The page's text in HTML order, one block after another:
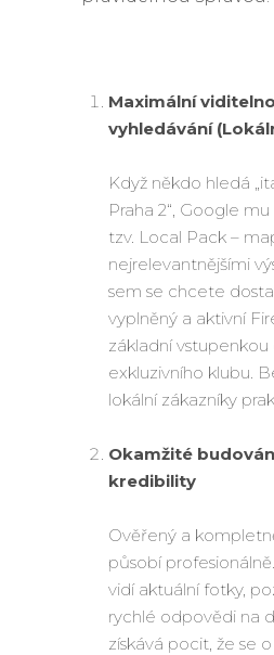
Maximální
vyhledávání
Když někdo hledá
Praha 2“, Google
tzv. Local Pack –
nejrelevantnějšími
sem se chcete
vyplněný a aktivní
základní
exkluzivního klubu.
lokální zákazníky
Okamžité
kredibility
Ověřený a
působí
vidí aktuální fotky,
rychlé odpovědi na
získává pocit, že se